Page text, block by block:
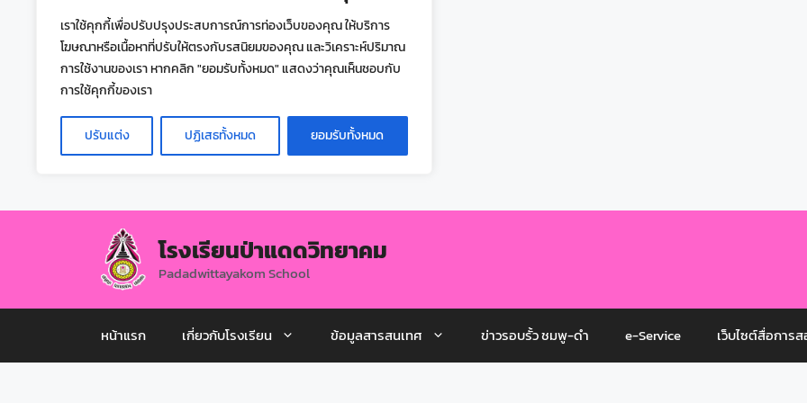
เราใช้คุกกี้เพื่อปรับปรุงประสบการณ์การท่องเว็บของคุณ ให้บริการ
โฆษณาหรือเนื้อหาที่ปรับให้ตรงกับรสนิยมของคุณ และวิเคราะห์ปริมาณ
การใช้งานของเรา หากคลิก "ยอมรับทั้งหมด" แสดงว่าคุณเห็นชอบกับ
การใช้คุกกี้ของเรา
ปรับแต่ง ปฏิเสธทั้งหมด ยอมรับทั้งหมด
โรงเรียนป่าแดดวิทยาคม
Padadwittayakom School
หน้าแรก เกี่ยวกับโรงเรียน ข้อมูลสารสนเทศ ข่าวรอบรั้ว ชมพู-ดำ e-Service เว็บไซต์สื่อการ